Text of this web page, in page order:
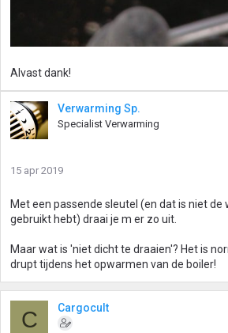
Alvast dank!
Verwarming Sp.
Specialist Verwarming
15 apr 2019
Met een passende sleutel (en dat is niet
gebruikt hebt) draai je m er zo uit.
Maar wat is 'niet dicht te draaien'? Het is
drupt tijdens het opwarmen van de boiler!
C Cargocult